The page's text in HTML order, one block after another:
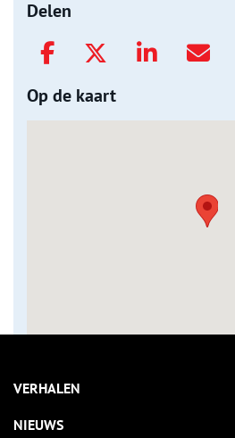
Delen
Op de kaart
VERHALEN
NIEUWS